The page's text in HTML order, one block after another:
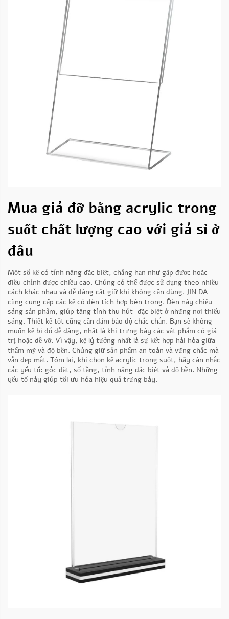
Mua giá đỡ bằng acrylic trong
suốt chất lượng cao với giá sỉ ở
đâu
Một số kệ có tính năng đặc biệt, chẳng hạn như gập được hoặc
điều chỉnh được chiều cao. Chúng có thể được sử dụng theo nhiều
cách khác nhau và dễ dàng cất giữ khi không cần dùng. JIN DA
cũng cung cấp các kệ có đèn tích hợp bên trong. Đèn này chiếu
sáng sản phẩm, giúp tăng tính thu hút—đặc biệt ở những nơi thiếu
sáng. Thiết kế tốt cũng cần đảm bảo độ chắc chắn. Bạn sẽ không
muốn kệ bị đổ dễ dàng, nhất là khi trưng bày các vật phẩm có giá
trị hoặc dễ vỡ. Vì vậy, kệ lý tưởng nhất là sự kết hợp hài hòa giữa
thẩm mỹ và độ bền. Chúng giữ sản phẩm an toàn và vững chắc mà
vẫn đẹp mắt. Tóm lại, khi chọn kệ acrylic trong suốt, hãy cân nhắc
các yếu tố: góc đặt, số tầng, tính năng đặc biệt và độ bền. Những
yếu tố này giúp tối ưu hóa hiệu quả trưng bày.